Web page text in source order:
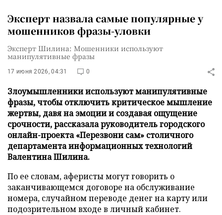
Эксперт назвала самые популярные у
мошенников фразы-уловки
Эксперт Шилина: Мошенники используют
манипулятивные фразы
17 июня 2026, 04:31 0
Злоумышленники используют манипулятивные
фразы, чтобы отключить критическое мышление
жертвы, давя на эмоции и создавая ощущение
срочности, рассказала руководитель городского
онлайн-проекта «Перезвони сам» столичного
департамента информационных технологий
Валентина Шилина.
По ее словам, аферисты могут говорить о
заканчивающемся договоре на обслуживание
номера, случайном переводе денег на карту или
подозрительном входе в личный кабинет.